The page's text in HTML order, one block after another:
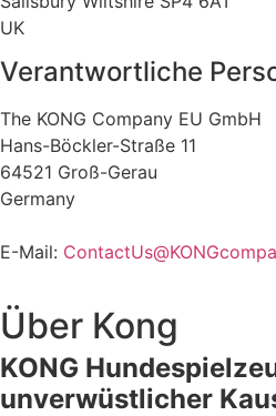
UK
Verantwortliche
The KONG Company EU GmbH
Hans-Böckler-Straße 11
64521 Groß-Gerau
Germany
E-Mail:
Über Kong
KONG
unverwüstlicher